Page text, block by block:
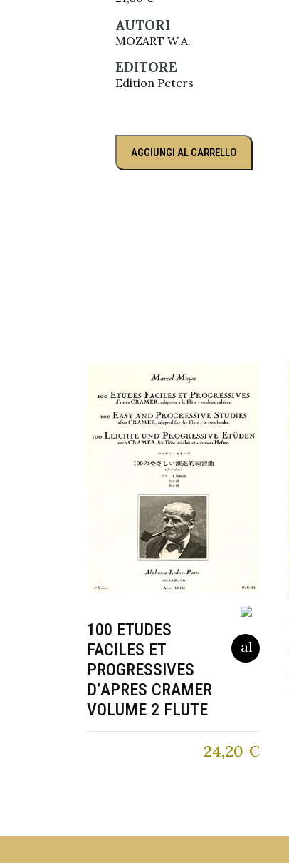
AUTORI
MOZART W.A.
EDITORE
Edition Peters
AGGIUNGI AL CARRELLO
100 ETUDES
FACILES ET
PROGRESSIVES
D’APRES CRAMER
VOLUME 2 FLUTE
24,20 €